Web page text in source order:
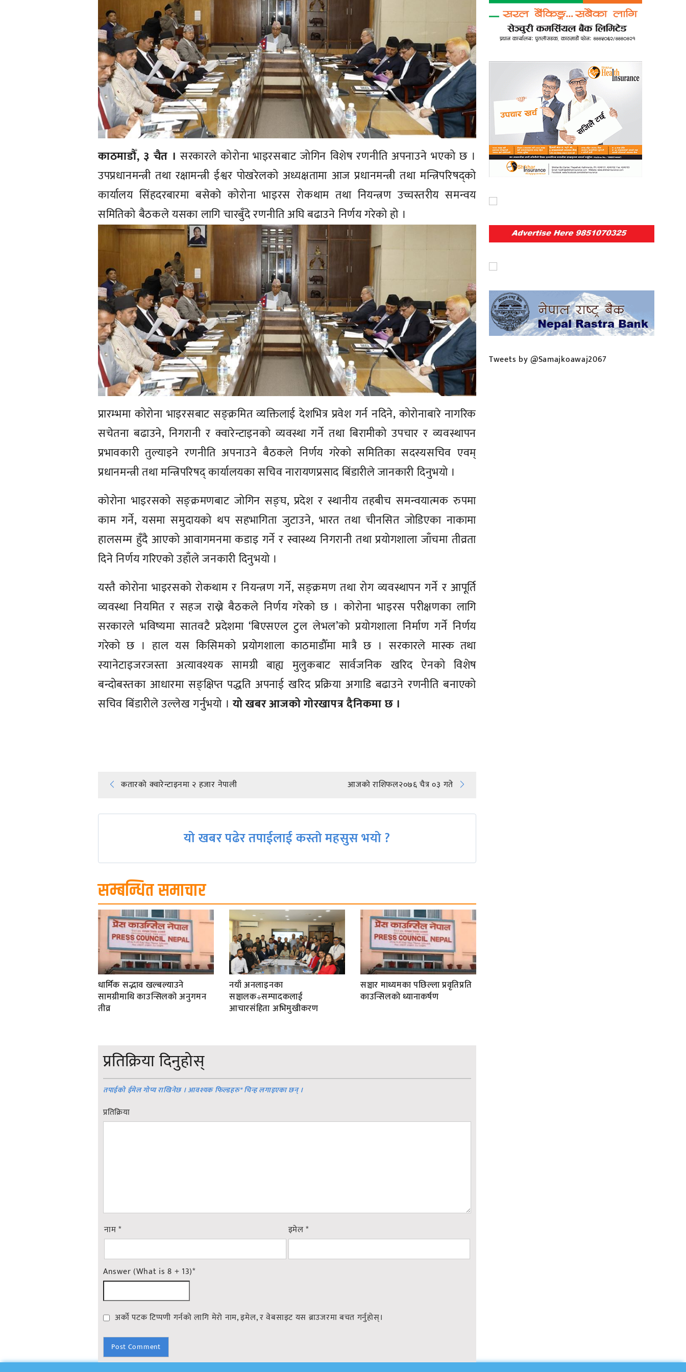
काठमाडौँ, ३ चैत । सरकारले कोरोना भाइरसबाट जोगिन विशेष रणनीति अपनाउने भएको छ ।
उपप्रधानमन्त्री तथा रक्षामन्त्री ईश्वर पोखरेलको अध्यक्षतामा आज प्रधानमन्त्री तथा मन्त्रिपरिषद्को
कार्यालय सिंहदरबारमा बसेको कोरोना भाइरस रोकथाम तथा नियन्त्रण उच्चस्तरीय समन्वय
समितिको बैठकले यसका लागि चारबुँदे रणनीति अघि बढाउने निर्णय गरेको हो ।
प्रारम्भमा कोरोना भाइरसबाट सङ्क्रमित व्यक्तिलाई देशभित्र प्रवेश गर्न नदिने, कोरोनाबारे नागरिक
सचेतना बढाउने, निगरानी र क्वारेन्टाइनको व्यवस्था गर्ने तथा बिरामीको उपचार र व्यवस्थापन
प्रभावकारी तुल्याइने रणनीति अपनाउने बैठकले निर्णय गरेको समितिका सदस्यसचिव एवम्
प्रधानमन्त्री तथा मन्त्रिपरिषद् कार्यालयका सचिव नारायणप्रसाद बिंडारीले जानकारी दिनुभयो ।
कोरोना भाइरसको सङ्क्रमणबाट जोगिन सङ्घ, प्रदेश र स्थानीय तहबीच समन्वयात्मक रुपमा
काम गर्ने, यसमा समुदायको थप सहभागिता जुटाउने, भारत तथा चीनसित जोडिएका नाकामा
हालसम्म हुँदै आएको आवागमनमा कडाइ गर्ने र स्वास्थ्य निगरानी तथा प्रयोगशाला जाँचमा तीव्रता
दिने निर्णय गरिएको उहाँले जनकारी दिनुभयो ।
यस्तै कोरोना भाइरसको रोकथाम र नियन्त्रण गर्ने, सङ्क्रमण तथा रोग व्यवस्थापन गर्ने र आपूर्ति
व्यवस्था नियमित र सहज राख्ने बैठकले निर्णय गरेको छ । कोरोना भाइरस परीक्षणका लागि
सरकारले भविष्यमा सातवटै प्रदेशमा ‘बिएसएल टुल लेभल’को प्रयोगशाला निर्माण गर्ने निर्णय
गरेको छ । हाल यस किसिमको प्रयोगशाला काठमाडौँमा मात्रै छ । सरकारले मास्क तथा
स्यानेटाइजरजस्ता अत्यावश्यक सामग्री बाह्य मुलुकबाट सार्वजनिक खरिद ऐनको विशेष
बन्दोबस्तका आधारमा सङ्क्षिप्त पद्धति अपनाई खरिद प्रक्रिया अगाडि बढाउने रणनीति बनाएको
सचिव बिंडारीले उल्लेख गर्नुभयो ।यो खबर आजको गाेरखापत्र दैनिकमा छ ।
Post
navigation
कतारको क्वारेन्टाइनमा २ हजार नेपाली आजको राशिफल२०७६ चैत्र ०३ गते
यो खबर पढेर तपाईलाई कस्तो महसुस भयो ?
सम्बन्धित समाचार
धार्मिक सद्भाव खल्बल्याउने
सामग्रीमाथि काउन्सिलको अनुगमन
तीव्र
नयाँ अनलाइनका
सञ्चालक÷सम्पादकलाई
आचारसंहिता अभिमुखीकरण
सञ्चार माध्यमका पछिल्ला प्रवृतिप्रति
काउन्सिलको ध्यानाकर्षण
प्रतिक्रिया दिनुहोस्
तपाईको ईमेल गोप्य राखिनेछ । आवश्यक फिल्डहरु*चिन्ह लगाइएका छन् ।
प्रतिक्रिया
नाम* इमेल*
Answer (What is 8 + 13)*
अर्को पटक टिप्पणी गर्नको लागि मेरो नाम, इमेल, र वेबसाइट यस ब्राउजरमा बचत गर्नुहोस्।
Tweets by @Samajkoawaj2067